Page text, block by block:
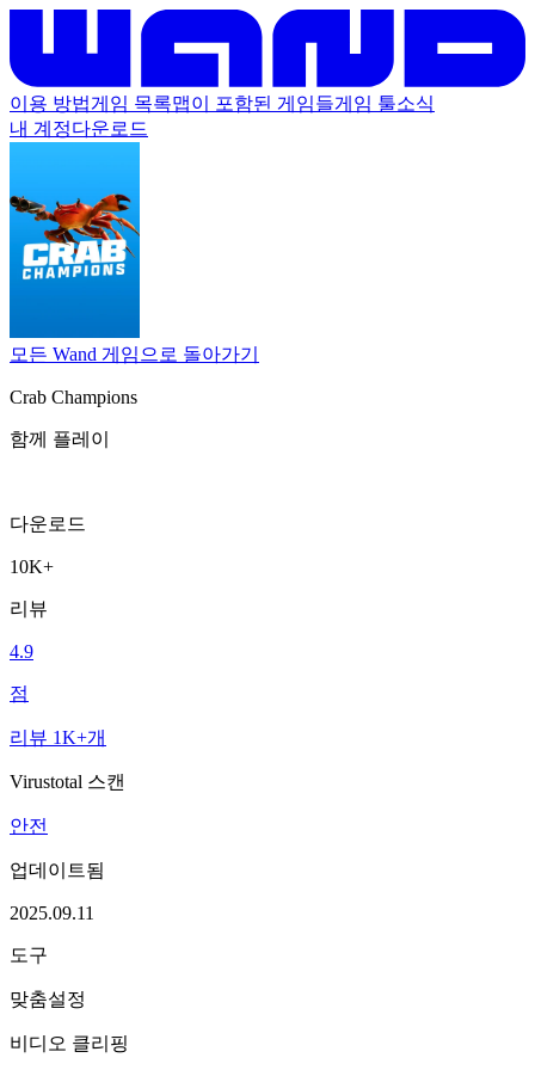
이용 방법게임 목록맵이 포함된 게임들게임 툴소식
내 계정다운로드
모든 Wand 게임으로 돌아가기
Crab Champions
함께 플레이
다운로드
10K+
리뷰
4.9
점
리뷰 1K+개
Virustotal 스캔
안전
업데이트됨
2025.09.11
도구
맞춤설정
비디오 클리핑